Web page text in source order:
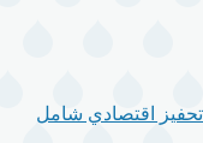
تحفيز اقتصادي شامل